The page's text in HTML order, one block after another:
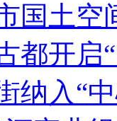
国土
都开启
纳入“